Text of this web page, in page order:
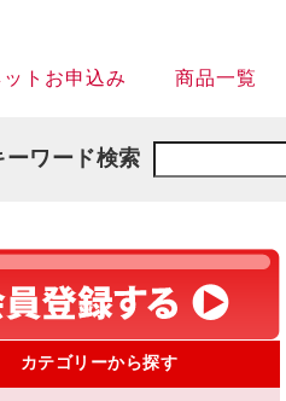
ットお申込み 商品一覧
ーワード検索
カテゴリーから探す